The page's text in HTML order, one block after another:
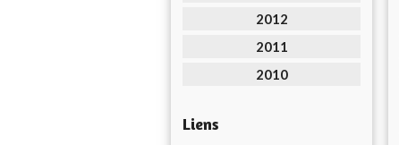
2012
2011
2010
Liens